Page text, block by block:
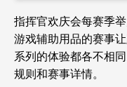
指挥官欢庆会每赛季
游戏辅助用品的赛事
系列的体验都各不相同
规则和赛事详情。